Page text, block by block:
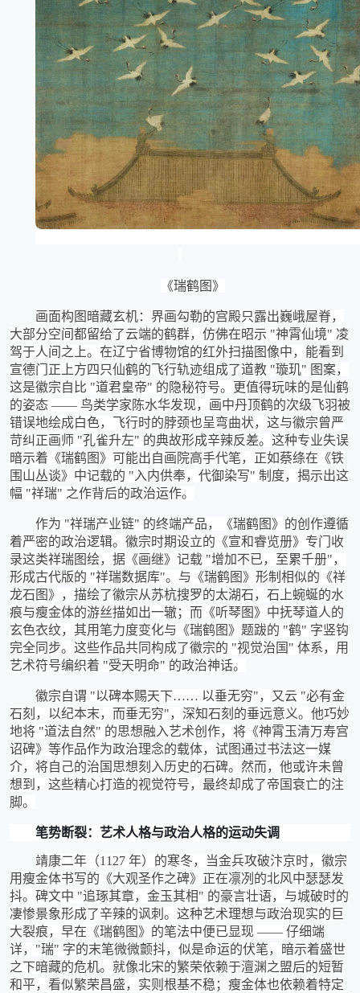
《瑞鹤图》
画面构图暗藏玄机：界画勾勒的宫殿只露出巍峨屋脊，
大部分空间都留给了云端的鹤群，仿佛在昭示 "神霄仙境" 凌
驾于人间之上。在辽宁省博物馆的红外扫描图像中，能看到
宣德门正上方四只仙鹤的飞行轨迹组成了道教 "璇玑" 图案，
这是徽宗自比 "道君皇帝" 的隐秘符号。更值得玩味的是仙鹤
的姿态 —— 鸟类学家陈水华发现，画中丹顶鹤的次级飞羽被
错误地绘成白色，飞行时的脖颈也呈弯曲状，这与徽宗曾严
苛纠正画师 "孔雀升左" 的典故形成辛辣反差。这种专业失误
暗示着《瑞鹤图》可能出自画院高手代笔，正如蔡绦在《铁
围山丛谈》中记载的 "入内供奉，代御染写" 制度，揭示出这
幅 "祥瑞" 之作背后的政治运作。
作为 "祥瑞产业链" 的终端产品，《瑞鹤图》的创作遵循
着严密的政治逻辑。徽宗时期设立的《宣和睿览册》专门收
录这类祥瑞图绘，据《画继》记载 "增加不已，至累千册"，
形成古代版的 "祥瑞数据库"。与《瑞鹤图》形制相似的《祥
龙石图》，描绘了徽宗从苏杭搜罗的太湖石，石上蜿蜒的水
痕与瘦金体的游丝描如出一辙；而《听琴图》中抚琴道人的
玄色衣纹，其用笔力度变化与《瑞鹤图》题跋的 "鹤" 字竖钩
完全同步。这些作品共同构成了徽宗的 "视觉治国" 体系，用
艺术符号编织着 "受天明命" 的政治神话。
徽宗自谓 "以碑本赐天下…… 以垂无穷"，又云 "必有金
石刻，以纪本末，而垂无穷"，深知石刻的垂远意义。他巧妙
地将 "道法自然" 的思想融入艺术创作，将《神霄玉清万寿宫
诏碑》等作品作为政治理念的载体，试图通过书法这一媒
介，将自己的治国思想刻入历史的石碑。然而，他或许未曾
想到，这些精心打造的视觉符号，最终却成了帝国衰亡的注
脚。
笔势断裂：艺术人格与政治人格的运动失调
靖康二年（1127 年）的寒冬，当金兵攻破汴京时，徽宗
用瘦金体书写的《大观圣作之碑》正在凛冽的北风中瑟瑟发
抖。碑文中 "追琢其章，金玉其相" 的豪言壮语，与城破时的
凄惨景象形成了辛辣的讽刺。这种艺术理想与政治现实的巨
大裂痕，早在《瑞鹤图》的笔法中便已显现 —— 仔细端
详，"瑞" 字的末笔微微颤抖，似是命运的伏笔，暗示着盛世
之下暗藏的危机。就像北宋的繁荣依赖于澶渊之盟后的短暂
和平，看似繁荣昌盛，实则根基不稳；瘦金体也依赖着特定